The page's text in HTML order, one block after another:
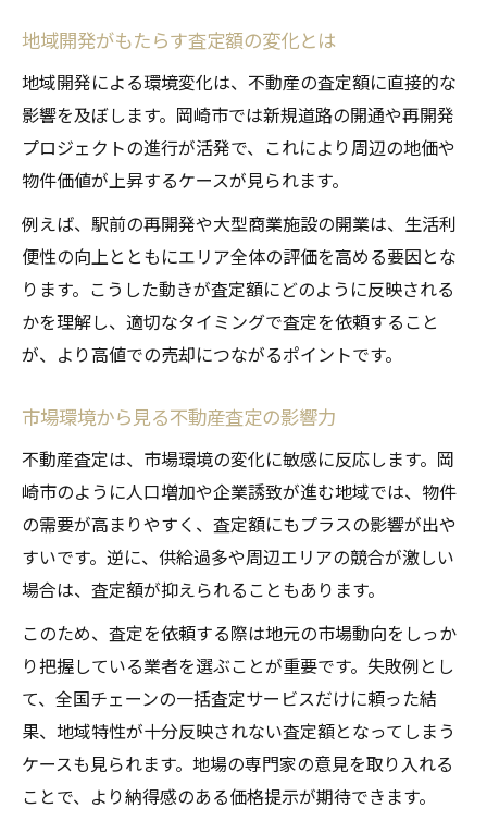
地域開発がもたらす査定額の変化とは
地域開発による環境変化は、不動産の査定額に直接的な
影響を及ぼします。岡崎市では新規道路の開通や再開発
プロジェクトの進行が活発で、これにより周辺の地価や
物件価値が上昇するケースが見られます。
例えば、駅前の再開発や大型商業施設の開業は、生活利
便性の向上とともにエリア全体の評価を高める要因とな
ります。こうした動きが査定額にどのように反映される
かを理解し、適切なタイミングで査定を依頼すること
が、より高値での売却につながるポイントです。
市場環境から見る不動産査定の影響力
不動産査定は、市場環境の変化に敏感に反応します。岡
崎市のように人口増加や企業誘致が進む地域では、物件
の需要が高まりやすく、査定額にもプラスの影響が出や
すいです。逆に、供給過多や周辺エリアの競合が激しい
場合は、査定額が抑えられることもあります。
このため、査定を依頼する際は地元の市場動向をしっか
り把握している業者を選ぶことが重要です。失敗例とし
て、全国チェーンの一括査定サービスだけに頼った結
果、地域特性が十分反映されない査定額となってしまう
ケースも見られます。地場の専門家の意見を取り入れる
ことで、より納得感のある価格提示が期待できます。